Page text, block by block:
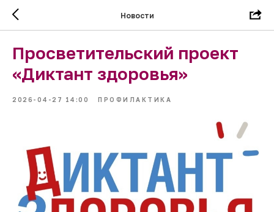
Новости
Просветительский проект
«Диктант здоровья»
2026-04-27 14:00 ПРОФИЛАКТИКА